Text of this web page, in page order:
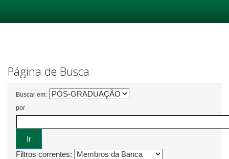
Página de Busca
Buscar em:
por
Filtros correntes: